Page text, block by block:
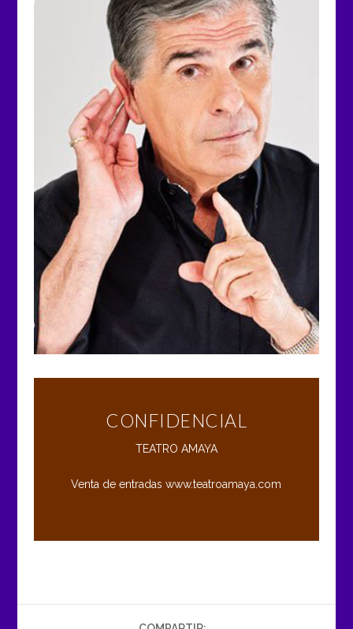
CONFIDENCIAL
TEATRO AMAYA
Venta de entradaswww.teatroamaya.com